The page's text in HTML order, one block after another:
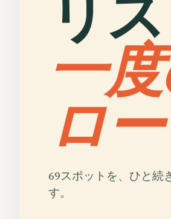
リ
一
ロ
69スポットを、ひと続
す。